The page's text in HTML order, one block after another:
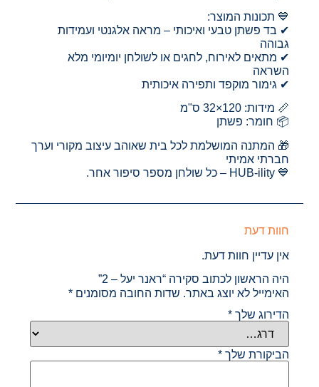
💙 תכונות המוצר:
✔ בד פשתן טבעי ואיכותי – מראה אלגנטי ועמידות
גבוהה
✔ מתאים לאירוח, לחגים או לשולחן יומיומי מלא
השראה
✔ גימור מוקפד ותפירה איכותית
📏 מידות: 120×32 ס"מ
📦 חומר: פשתן
🎁 המתנה המושלמת לכל בית שאוהב עיצוב מקורי וערך
חברתי אמיתי
💙 HUB-ility – כל שולחן מספר סיפור אחר.
חוות דעת
אין עדיין חוות דעת.
היה הראשון לכתוב סקירה “ראנר יעל – 2”
האימייל לא יוצג באתר. שדות החובה מסומנים*
הדירוג שלך*
הביקורת שלך*